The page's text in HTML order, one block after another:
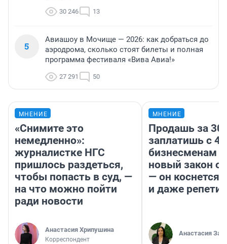
30 246 13
5
Авиашоу в Мочище — 2026: как добраться до
аэродрома, сколько стоят билеты и полная
программа фестиваля «Вива Авиа!»
27 291 50
МНЕНИЕ
«Снимите это
немедленно»:
журналистке НГС
пришлось раздеться,
чтобы попасть в суд, —
на что можно пойти
ради новости
Анастасия Хрипушина
Корреспондент
МНЕНИЕ
Продашь за
заплатишь с
бизнесменам
новый закон о
— он коснется
и даже
Анастасия